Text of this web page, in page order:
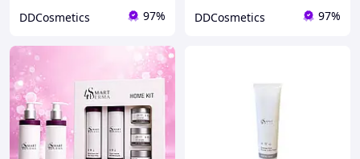
DDCosmetics 97% DDCosmetics 97%